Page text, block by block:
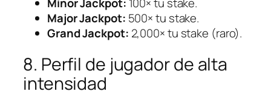
Major Jackpot: 500× tu stake.
Grand Jackpot: 2,000× tu stake (raro).
8. Perfil de jugador de alta
intensidad